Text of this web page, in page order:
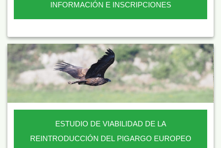
INFORMACIÓN E INSCRIPCIONES
ESTUDIO DE VIABILIDAD DE LA
REINTRODUCCIÓN DEL PIGARGO EUROPEO